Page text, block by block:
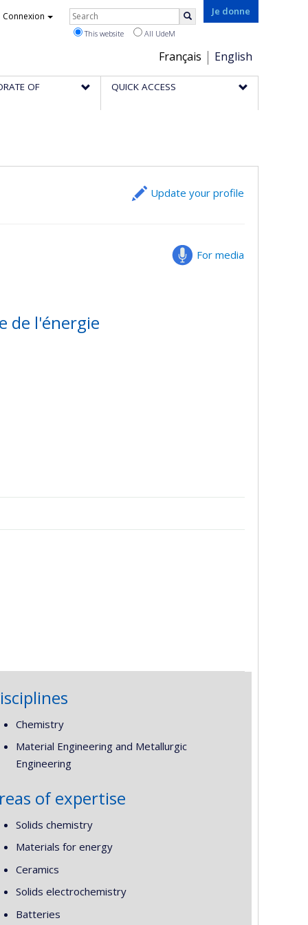
Je donne
Choix
de
la
Français English
Connexion Rechercher
This website All UdeM
OF QUICK ACCESS
Update your profile
For media
de l'énergie
Chemistry
Material Engineering and Metallurgic
Engineering
of expertise
Solids chemistry
Materials for energy
Ceramics
Solids electrochemistry
Batteries